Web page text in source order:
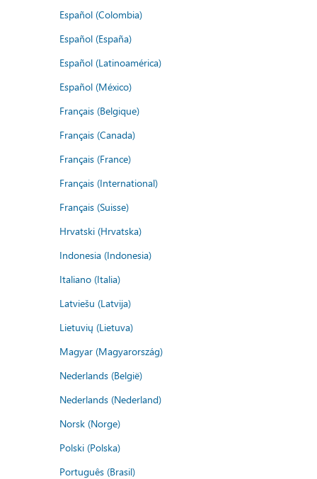
Español (Colombia)
Español (España)
Español (Latinoamérica)
Español (México)
Français (Belgique)
Français (Canada)
Français (France)
Français (International)
Français (Suisse)
Hrvatski (Hrvatska)
Indonesia (Indonesia)
Italiano (Italia)
Latviešu (Latvija)
Lietuvių (Lietuva)
Magyar (Magyarország)
Nederlands (België)
Nederlands (Nederland)
Norsk (Norge)
Polski (Polska)
Português (Brasil)